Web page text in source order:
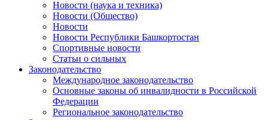
Новости (наука и техника)
Новости (Общество)
Новости
Новости Республики Башкортостан
Спортивные новости
Статьи о сильных
Законодательство
Международное законодательство
Основные законы об инвалидности в Российской
Федерации
Региональное законодательство